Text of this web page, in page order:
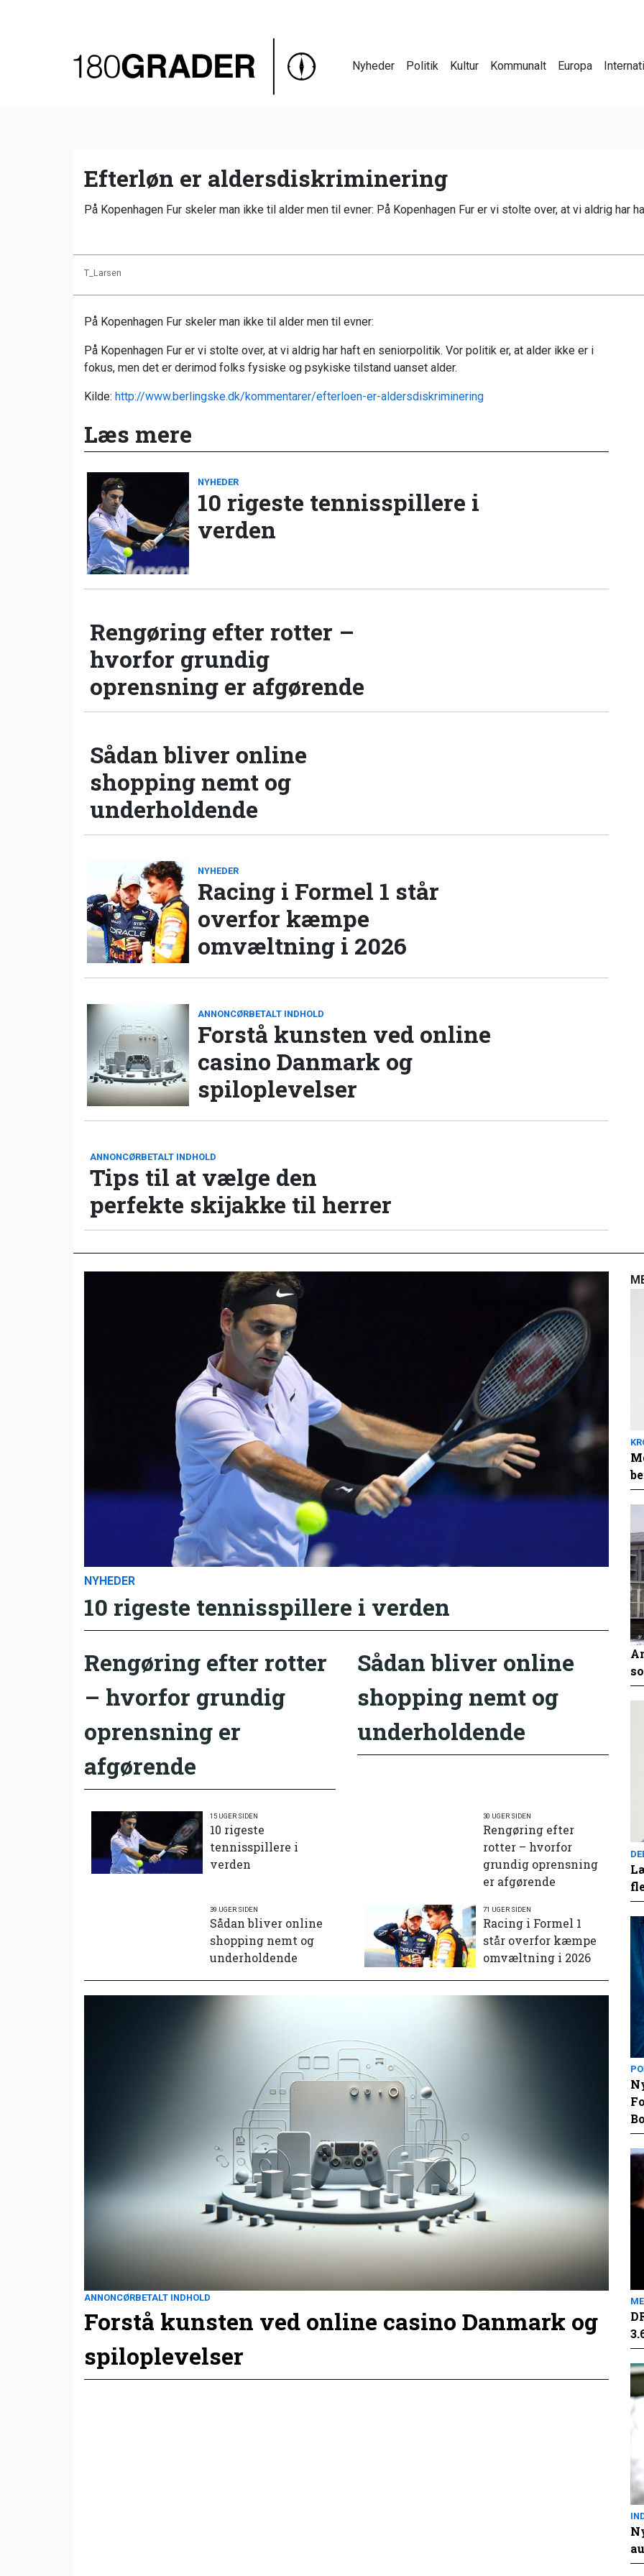
Nyheder Politik Kultur Kommunalt Europa
Efterløn er aldersdiskriminering
På Kopenhagen Fur skeler man ikke til alder men til evner: På Kopenhagen Fur er vi stolte over, at vi aldrig har
T_Larsen
På Kopenhagen Fur skeler man ikke til alder men til evner:
På Kopenhagen Fur er vi stolte over, at vi aldrig har haft en seniorpolitik. Vor politik er, at alder ikke er i
fokus, men det er derimod folks fysiske og psykiske tilstand uanset alder.
Kilde: http://www.berlingske.dk/kommentarer/efterloen-er-aldersdiskriminering
Læs mere
NYHEDER
10 rigeste tennisspillere i
verden
Rengøring efter rotter –
hvorfor grundig
oprensning er afgørende
Sådan bliver online
shopping nemt og
underholdende
NYHEDER
Racing i Formel 1 står
overfor kæmpe
omvæltning i 2026
ANNONCØRBETALT INDHOLD
Forstå kunsten ved online
casino Danmark og
spiloplevelser
ANNONCØRBETALT INDHOLD
Tips til at vælge den
perfekte skijakke til herrer
NYHEDER
10 rigeste tennisspillere i verden
Rengøring efter rotter
– hvorfor grundig
oprensning er
afgørende
Sådan bliver online
shopping nemt og
underholdende
15 UGER SIDEN
10 rigeste
tennisspillere i
verden
30 UGER SIDEN
Rengøring efter
rotter – hvorfor
grundig oprensning
er afgørende
39 UGER SIDEN
Sådan bliver online
shopping nemt og
underholdende
71 UGER SIDEN
Racing i Formel 1
står overfor kæmpe
omvæltning i 2026
ANNONCØRBETALT INDHOLD
Forstå kunsten ved online casino Danmark og
spiloplevelser